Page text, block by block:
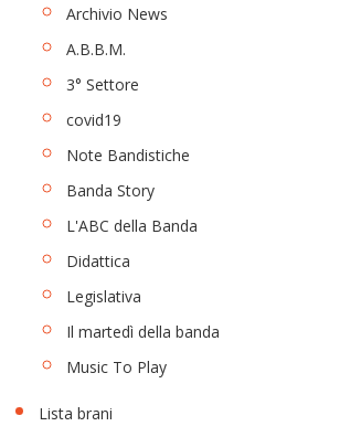
Archivio News
A.B.B.M.
3° Settore
covid19
Note Bandistiche
Banda Story
L'ABC della Banda
Didattica
Legislativa
Il martedì della banda
Music To Play
Lista brani